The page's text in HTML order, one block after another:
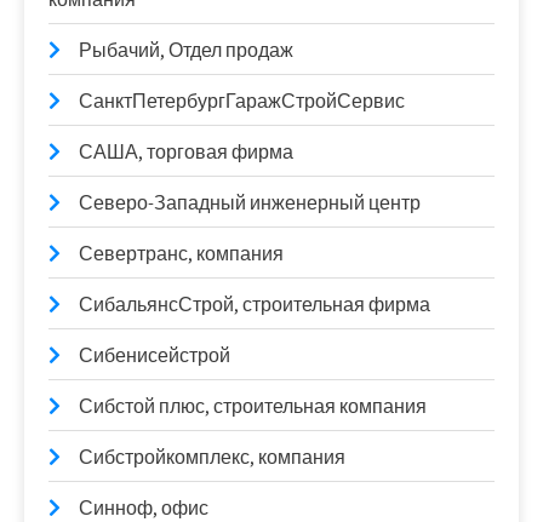
Рыбачий, Отдел продаж
СанктПетербургГаражСтройСервис
САША, торговая фирма
Северо-Западный инженерный центр
Севертранс, компания
СибальянсСтрой, строительная фирма
Сибенисейстрой
Сибстой плюс, строительная компания
Сибстройкомплекс, компания
Синноф, офис